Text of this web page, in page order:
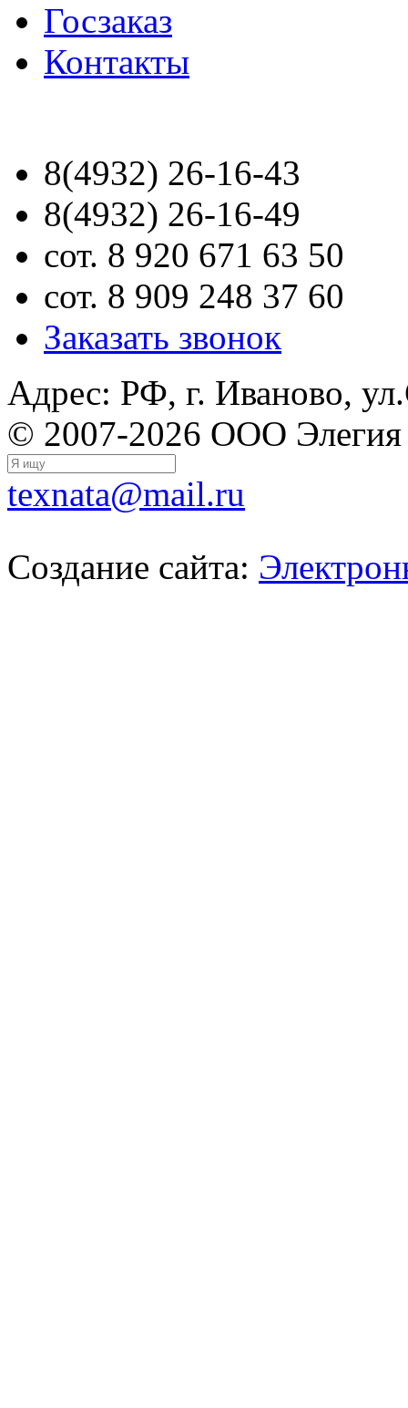
Госзаказ
Контакты
8(4932) 26-16-43
8(4932) 26-16-49
сот. 8 920 671 63 50
сот. 8 909 248 37 60
Заказать звонок
Адрес: РФ, г. Иваново,
© 2007-2026 ООО Элегия
texnata@mail.ru
Создание сайта: